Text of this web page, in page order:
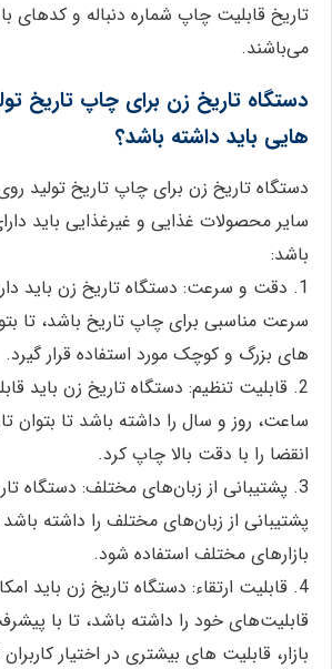
تاریخ قابلیت چاپ شماره دنباله و کد‌های بارکد
می‌باشند.
دستگاه تاریخ زن برای چاپ تاریخ
هایی باید داشته باشد؟
دستگاه تاریخ زن برای چاپ تاریخ تولید روی
سایر محصولات غذایی و غیرغذایی باید دارای
باشد:
1. دقت و سرعت: دستگاه تاریخ زن باید
سرعت مناسبی برای چاپ تاریخ باشد، تا
های بزرگ و کوچک مورد استفاده قرار گیرد.
2. قابلیت تنظیم: دستگاه تاریخ زن باید
ساعت، روز و سال را داشته باشد تا بتوان
انقضا را با دقت بالا چاپ کرد.
3. پشتیبانی از زبان‌های مختلف: دستگاه
پشتیبانی از زبان‌های مختلف را داشته باشد تا
بازارهای مختلف استفاده شود.
4. قابلیت ارتقاء: دستگاه تاریخ زن باید امکان
قابلیت‌های خود را داشته باشد، تا با
بازار، قابلیت های بیشتری در اختیار کاربران